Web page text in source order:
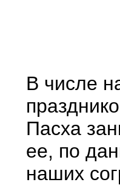
В числе
Пасха
ее, по
наших